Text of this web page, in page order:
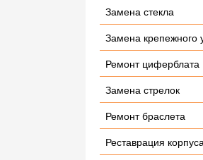
Замена стекла
Замена крепежного
Ремонт циферблата
Замена стрелок
Ремонт браслета
Реставрация